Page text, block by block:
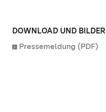
DOWNLOAD UND BILDER
Pressemeldung (PDF)